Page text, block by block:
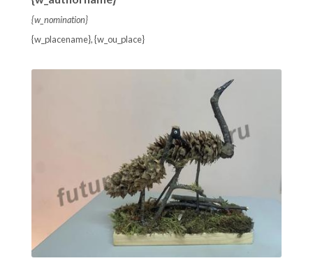
{w_nomination}
{w_placename}, {w_ou_place}